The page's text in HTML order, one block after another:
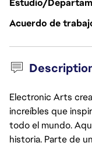
Estudio/
Acuerdo de
Electronic Arts
increíbles que
todo el mundo.
historia. Parte de